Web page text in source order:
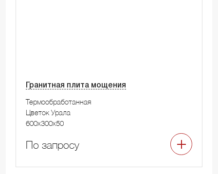
Гранитная плита мощения
Термообработанная
Цветок Урала
600x300x50
По запросу